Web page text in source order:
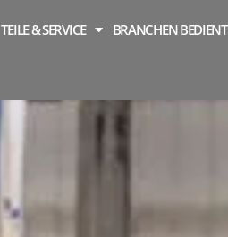
TEILE & SERVICE BRANCHEN BEDIENT